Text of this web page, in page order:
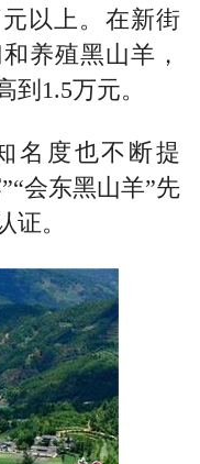
以上。在新街
养殖黑山羊，
到1.5万元。
名度也不断提
会东黑山羊”先
证。